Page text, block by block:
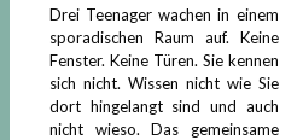
Drei Teenager wachen in einem
sporadischen Raum auf. Keine
Fenster. Keine Türen. Sie kennen
sich nicht. Wissen nicht wie Sie
dort hingelangt sind und auch
nicht wieso. Das gemeinsame